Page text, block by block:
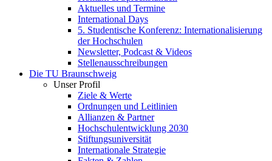
Aktuelles und Termine
International Days
5. Studentische Konferenz: Internationalisierung
der Hochschulen
Newsletter, Podcast & Videos
Stellenausschreibungen
Die TU Braunschweig
Unser Profil
Ziele & Werte
Ordnungen und Leitlinien
Allianzen & Partner
Hochschulentwicklung 2030
Stiftungsuniversität
Internationale Strategie